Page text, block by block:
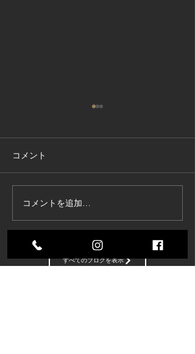
東京商工リサーチ様推
奨、「ALEVEL優良企業ガ
イド2026」に掲載頂きま
した！〜3年連続 厳選さ
れたAランク企業 〜
コメント
コメントを追加…
すべてのブログを表示